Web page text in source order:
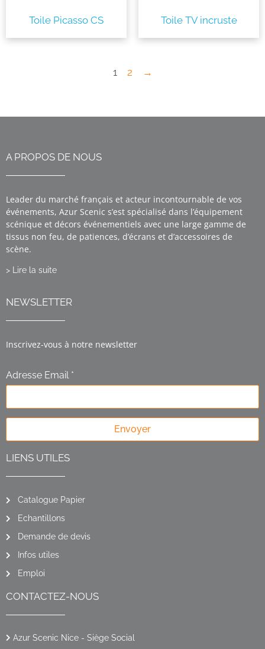
Toile Picasso CS Toile TV incruste
1 2 →
A PROPOS DE NOUS
Leader du marché français et acteur incontournable de vos
événements, Azur Scenic s’est spécialisé dans l’équipement
scénique et décors événementiels avec une large gamme de
tissus non feu, de patiences, d’écrans et d’accessoires de
scène.
> Lire la suite
NEWSLETTER
Inscrivez-vous à notre newsletter
Adresse Email *
Envoyer
LIENS UTILES
Catalogue Papier
Echantillons
Demande de devis
Infos utiles
Emploi
CONTACTEZ-NOUS
Azur Scenic Nice - Siège Social